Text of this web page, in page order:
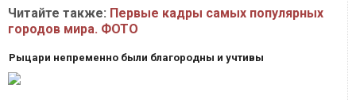
Читайте также: Первые кадры самых популярных
городов мира. ФОТО​​​​​​​
Рыцари непременно были благородны и учтивы